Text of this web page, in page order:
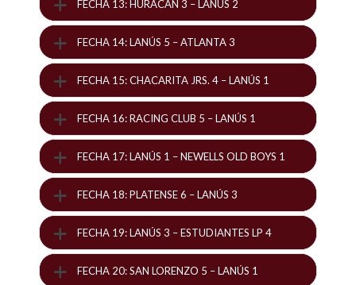
FECHA 13: HURACAN 3 – LANÚS 2
FECHA 14: LANÚS 5 – ATLANTA 3
FECHA 15: CHACARITA JRS. 4 – LANÚS 1
FECHA 16: RACING CLUB 5 – LANÚS 1
FECHA 17: LANÚS 1 – NEWELLS OLD BOYS 1
FECHA 18: PLATENSE 6 – LANÚS 3
FECHA 19: LANÚS 3 – ESTUDIANTES LP 4
FECHA 20: SAN LORENZO 5 – LANÚS 1